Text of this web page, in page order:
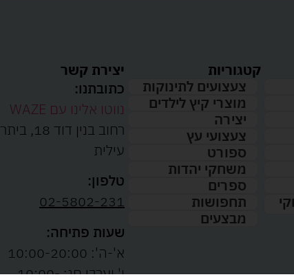
קטגוריות
צעצועים לתינוקות
מוצרי קיץ לילדים
יצירה
צעצועי עץ
ספורט
משחקי יהדות
ספרים
תחפושות
מבצעים
יצירת קשר
כתובתנו:
נווטו אלינו עם WAZE
רחוב בנין דוד 18, ביתר
עילית
טלפון:
02-5802-231
שעות פתיחה:
א'-ה': 10:00-20:00
ו' וערבי חג: 10:00-